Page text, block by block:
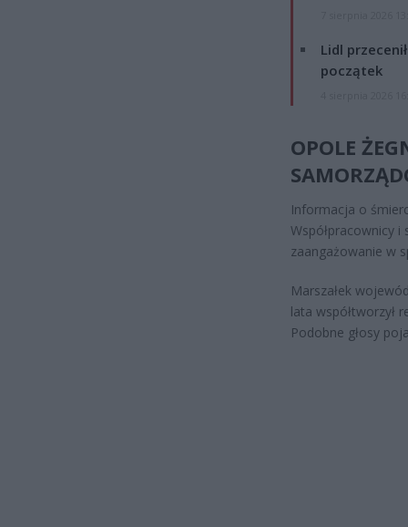
Lidl
początek
OPOLE
Informacja o
Współpracownicy
zaangażowanie w
Marszałek
lata współtworzył
Podobne głosy